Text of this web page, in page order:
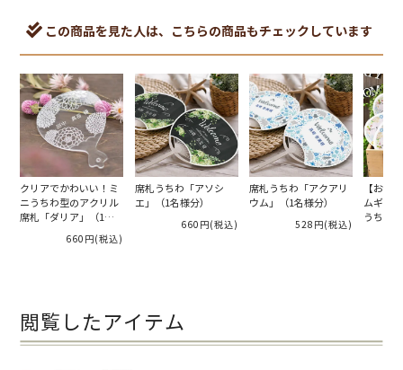
この商品を見た人は、こちらの商品もチェックしています
クリアでかわいい！ミ
ニうちわ型のアクリル
席札「ダリア」（1名
660円(税込)
席札うちわ「アソシ
エ」（1名様分）
660円(税込)
席札うちわ「アクアリ
ウム」（1名様分）
528円(税込)
【お見
ムギフ
うちわ
閲覧したアイテム